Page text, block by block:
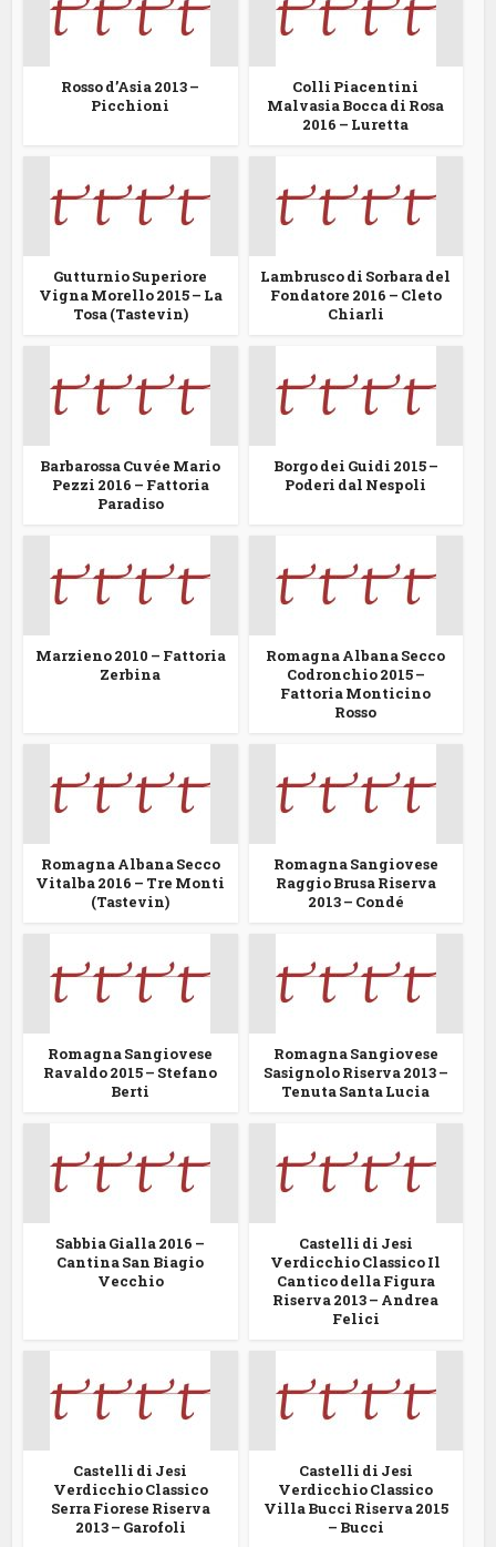
Rosso d’Asia 2013 –
Picchioni
Colli Piacentini
Malvasia Bocca di Rosa
2016 – Luretta
Gutturnio Superiore
Vigna Morello 2015 – La
Tosa (Tastevin)
Lambrusco di Sorbara del
Fondatore 2016 – Cleto
Chiarli
Barbarossa Cuvée Mario
Pezzi 2016 – Fattoria
Paradiso
Borgo dei Guidi 2015 –
Poderi dal Nespoli
Marzieno 2010 – Fattoria
Zerbina
Romagna Albana Secco
Codronchio 2015 –
Fattoria Monticino
Rosso
Romagna Albana Secco
Vitalba 2016 – Tre Monti
(Tastevin)
Romagna Sangiovese
Raggio Brusa Riserva
2013 – Condé
Romagna Sangiovese
Ravaldo 2015 – Stefano
Berti
Romagna Sangiovese
Sasignolo Riserva 2013 –
Tenuta Santa Lucia
Sabbia Gialla 2016 –
Cantina San Biagio
Vecchio
Castelli di Jesi
Verdicchio Classico Il
Cantico della Figura
Riserva 2013 – Andrea
Felici
Castelli di Jesi
Verdicchio Classico
Serra Fiorese Riserva
2013 – Garofoli
Castelli di Jesi
Verdicchio Classico
Villa Bucci Riserva 2015
– Bucci